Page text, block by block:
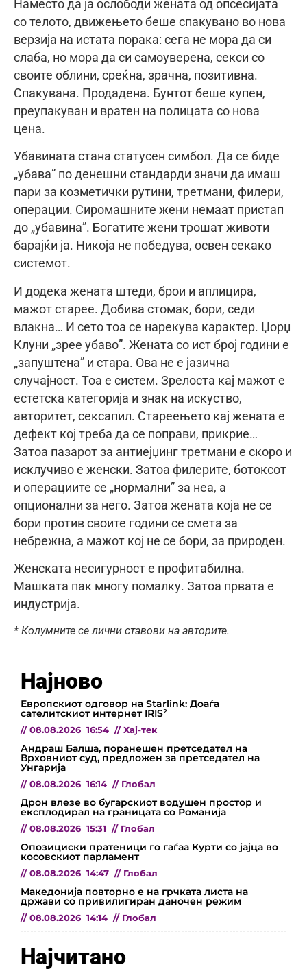
Наместо да ја ослободи жената од опсесијата
со телото, движењето беше спакувано во нова
верзија на истата порака: сега не мора да си
слаба, но мора да си самоуверена, секси со
своите облини, среќна, зрачна, позитивна.
Спакувана. Продадена. Бунтот беше купен,
преупакуван и вратен на полицата со нова
цена.
Убавината стана статусен симбол. Да се биде
„убава” по денешни стандарди значи да имаш
пари за козметички рутини, третмани, филери,
операции. Сиромашните жени немаат пристап
до „убавина”. Богатите жени трошат животи
барајќи ја. Никоја не победува, освен секако
системот.
И додека жената штеди, брои и аплицира,
мажот старее. Добива стомак, бори, седи
влакна… И сето тоа се нарекува карактер. Џорџ
Клуни „зрее убаво”. Жената со ист број години е
„запуштена” и стара. Ова не е јазична
случајност. Тоа е систем. Зрелоста кај мажот е
естетска категорија и знак на искуство,
авторитет, сексапил. Стареењето кај жената е
дефект кој треба да се поправи, прикрие…
Затоа пазарот за антиејџинг третмани е скоро и
исклучиво е женски. Затоа филерите, ботоксот
и операциите се „нормални” за неа, а
опционални за него. Затоа жената која не се
бори против своите години се смета за
небрежна, а мажот кој не се бори, за природен.
Женската несигурност е профитабилна.
Машката пак многу помалку. Затоа првата е
индустрија.
* Колумните се лични ставови на авторите.
Најново
Европскиот одговор на Starlink: Доаѓа
сателитскиот интернет IRIS²
// 08.08.2026 16:54 // Хај-тек
Андраш Балша, поранешен претседател на
Врховниот суд, предложен за претседател на
Унгарија
// 08.08.2026 16:14 // Глобал
Дрон влезе во бугарскиот водушен простор и
експлодирал на границата со Романија
// 08.08.2026 15:31 // Глобал
Опозициски пратеници го гаѓаа Курти со јајца во
косовскиот парламент
// 08.08.2026 14:47 // Глобал
Македонија повторно е на грчката листа на
држави со привилигиран даночен режим
// 08.08.2026 14:14 // Глобал
Најчитано